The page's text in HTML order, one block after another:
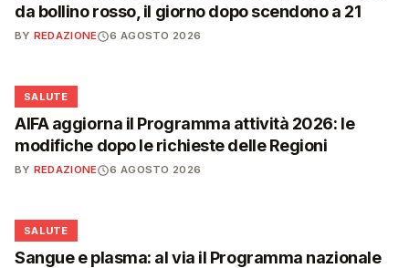
da bollino rosso, il giorno dopo scendono a 21
BY REDAZIONE 6 AGOSTO 2026
❤️
SALUTE
AIFA aggiorna il Programma attività 2026: le
modifiche dopo le richieste delle Regioni
BY REDAZIONE 6 AGOSTO 2026
❤️
SALUTE
Sangue e plasma: al via il Programma nazionale